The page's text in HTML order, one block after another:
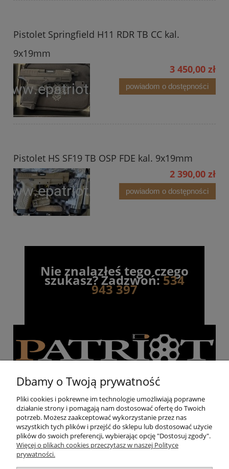
Pistolet Springfield H11 RDR TB CC kal.
9x19mm
3 450,00 zł
powiadom o dostępności
Pistolet HS SF19 TB OSP FDE kal. 9x19mm
2 390,00 zł
powiadom o dostępności
Nie znalazłeś tego czego
szukasz? Zadzwoń:534
943 397
Pomoc
Moje konto
Dbamy o Twoją prywatność
Pliki cookies i pokrewne im technologie umożliwiają poprawne
działanie strony i pomagają nam dostosować ofertę do Twoich
potrzeb. Możesz zaakceptować wykorzystanie przez nas
wszystkich tych plików i przejść do sklepu lub dostosować użycie
plików do swoich preferencji, wybierając opcję "Dostosuj zgody".
Więcej o plikach cookies przeczytasz w naszej Polityce
prywatności.